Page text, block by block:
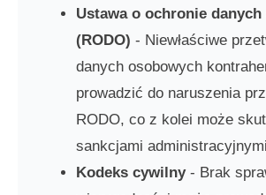
Ustawa o ochronie
(RODO) - Niewłaściwe
danych osobowych
prowadzić do naruszenia
RODO, co z kolei może
sankcjami
Kodeks cywilny- Brak